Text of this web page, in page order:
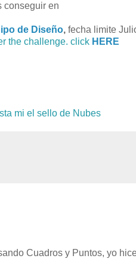
conseguir en
de Diseño, fecha limite
the challenge. click HERE
mi el sello de Nubes
Cuadros y Puntos, yo